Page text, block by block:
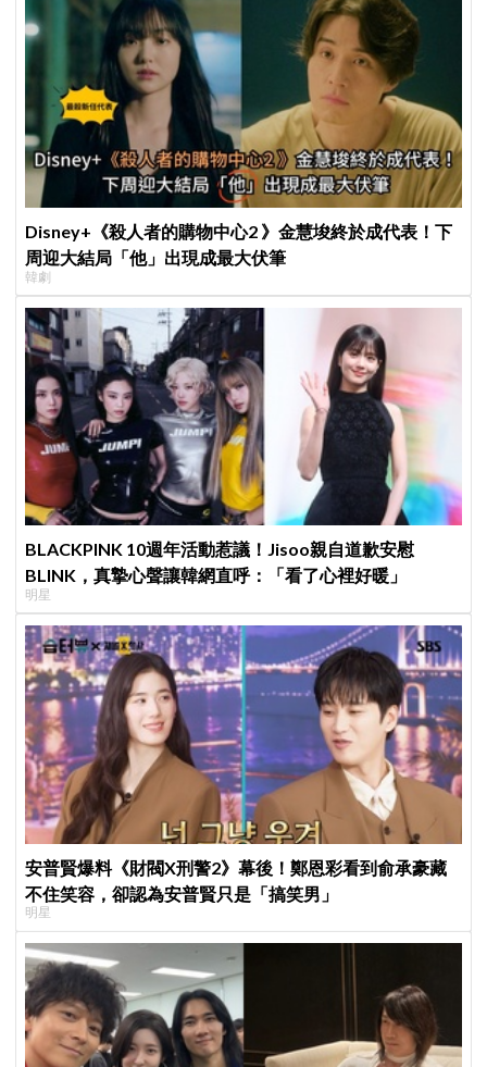
Disney+《殺人者的購物中心2 》金慧埈終於成代表！下
周迎大結局「他」出現成最大伏筆
韓劇
BLACKPINK 10週年活動惹議！Jisoo親自道歉安慰
BLINK，真摯心聲讓韓網直呼：「看了心裡好暖」
明星
安普賢爆料《財閥X刑警2》幕後！鄭恩彩看到俞承豪藏
不住笑容，卻認為安普賢只是「搞笑男」
明星